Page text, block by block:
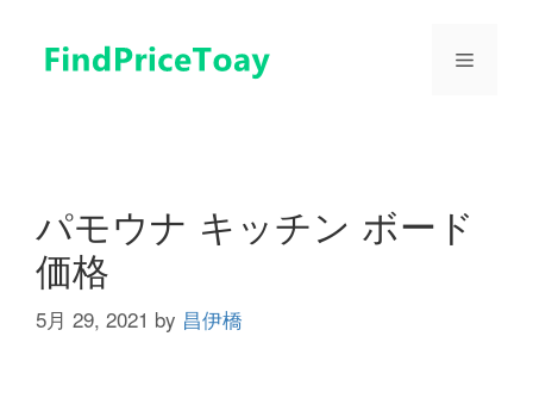
メ
パモウナ キッチン ボード
価格
5月 29, 2021 by 昌伊橋